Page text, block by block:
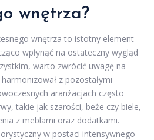
wnętrza?
wnętrza to istotny element
wpłynąć na ostateczny wygląd
warto zwrócić uwagę na
z pozostałymi
aranżacjach często
takie jak szarości, beże czy biele,
z meblami oraz dodatkami.
w postaci intensywnego